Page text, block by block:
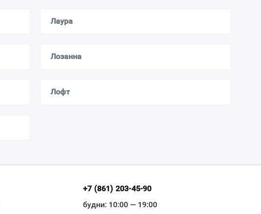
Лаура
Лозанна
Лофт
+7 (861) 203-45-90
будни: 10:00 — 19:00